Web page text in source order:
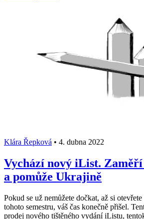
Klára Řepková • 4. dubna 2022
Vychází nový iList.
a pomůže Ukrajině
Pokud se už nemůžete dočkat, až si
tohoto semestru, váš čas konečně přišel.
prodej nového tištěného vydání iListu,